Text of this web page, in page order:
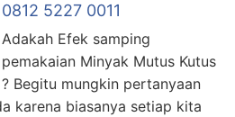
0812 5227 0011
Adakah Efek samping
pemakaian Minyak Mutus Kutus
? Begitu mungkin pertanyaan
karena biasanya setiap kita